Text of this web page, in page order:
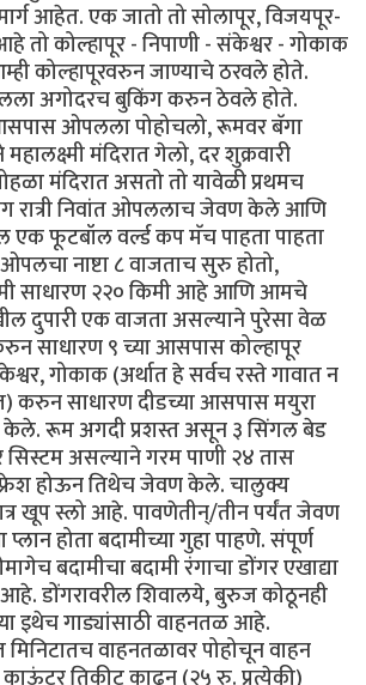
आहेत. एक जातो तो सोलापूर, विजयपूर-
तो कोल्हापूर - निपाणी - संकेश्वर - गोकाक
कोल्हापूरवरुन जाण्याचे ठरवले होते.
अगोदरच बुकिंग करुन ठेवले होते.
ओपलला पोहोचलो, रूमवर बॅगा
मंदिरात गेलो, दर शुक्रवारी
मंदिरात असतो तो यावेळी प्रथमच
रात्री निवांत ओपललाच जेवण केले आणि
फूटबॉल वर्ल्ड कप मॅच पाहता पाहता
नाष्टा ८ वाजताच सुरु होतो,
साधारण २२० किमी आहे आणि आमचे
दुपारी एक वाजता असल्याने पुरेसा वेळ
करुन साधारण ९ च्या आसपास कोल्हापूर
गोकाक (अर्थात हे सर्वच रस्ते गावात न
करुन साधारण दीडच्या आसपास मयुरा
रूम अगदी प्रशस्त असून ३ सिंगल बेड
असल्याने गरम पाणी २४ तास
होऊन तिथेच जेवण केले. चालुक्य
खूप स्लो आहे. पावणेतीन्/तीन पर्यंत जेवण
होता बदामीच्या गुहा पाहणे. संपूर्ण
बदामीचा बदामी रंगाचा डोंगर एखाद्या
डोंगरावरील शिवालये, बुरुज कोठूनही
इथेच गाड्यांसाठी वाहनतळ आहे.
वाहनतळावर पोहोचून वाहन